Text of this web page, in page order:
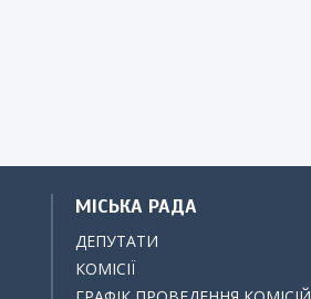
МІСЬКА РАДА
ДЕПУТАТИ
КОМІСІЇ